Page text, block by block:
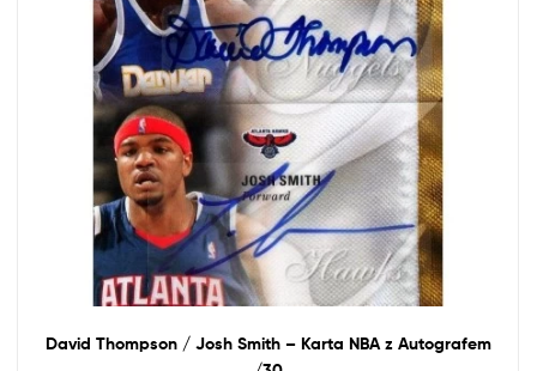
David Thompson / Josh Smith – Karta NBA zAutografem